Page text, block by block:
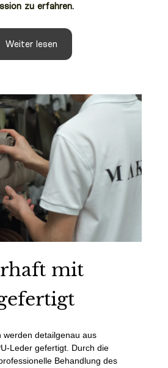
zu erfahren.
Weiter lesen
mit
werden detailgenau aus
Leder gefertigt. Durch die
Behandlung des